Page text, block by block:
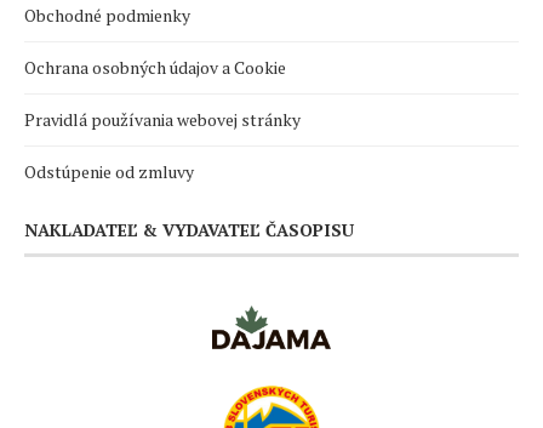
Obchodné podmienky
Ochrana osobných údajov a Cookie
Pravidlá používania webovej stránky
Odstúpenie od zmluvy
NAKLADATEĽ & VYDAVATEĽ ČASOPISU